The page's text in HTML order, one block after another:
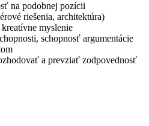
na podobnej pozícii
riešenia, architektúra)
myslenie
schopnosť argumentácie
a prevziať zodpovednosť